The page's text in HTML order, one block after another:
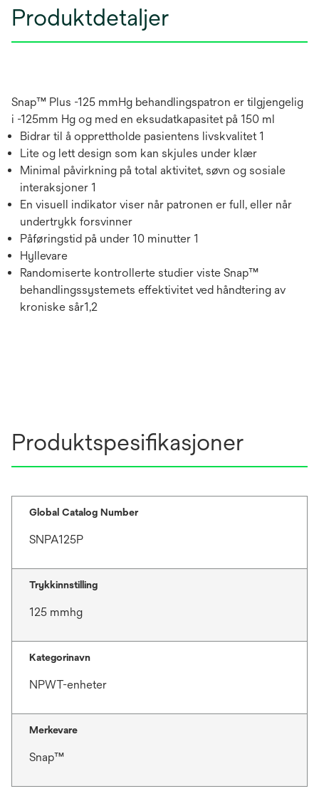
Produktdetaljer
Snap™ Plus -125 mmHg behandlingspatron er tilgjengelig
i -125mm Hg og med en eksudatkapasitet på 150 ml
Bidrar til å opprettholde pasientens livskvalitet 1
Lite og lett design som kan skjules under klær
Minimal påvirkning på total aktivitet, søvn og sosiale
interaksjoner 1
En visuell indikator viser når patronen er full, eller når
undertrykk forsvinner
Påføringstid på under 10 minutter 1
Hyllevare
Randomiserte kontrollerte studier viste Snap™
behandlingssystemets effektivitet ved håndtering av
kroniske sår1,2
Produktspesifikasjoner
Global Catalog Number
SNPA125P
Trykkinnstilling
125 mmhg
Kategorinavn
NPWT-enheter
Merkevare
Snap™